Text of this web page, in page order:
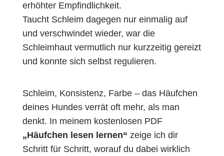
erhöhter Empfindlichkeit.
Taucht Schleim dagegen nur einmalig auf
und verschwindet wieder, war die
Schleimhaut vermutlich nur kurzzeitig gereizt
und konnte sich selbst regulieren.
Schleim, Konsistenz, Farbe – das Häufchen
deines Hundes verrät oft mehr, als man
denkt. In meinem kostenlosen PDF
„Häufchen lesen lernen“ zeige ich dir
Schritt für Schritt, worauf du dabei wirklich